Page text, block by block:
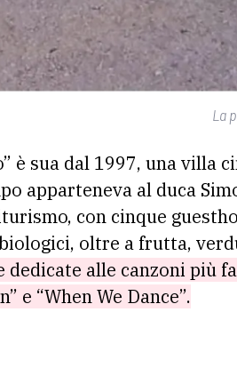
La
è sua dal 1997, una villa
apparteneva al duca
con cinque
oltre a frutta,
alle canzoni più
e “When We Dance”.